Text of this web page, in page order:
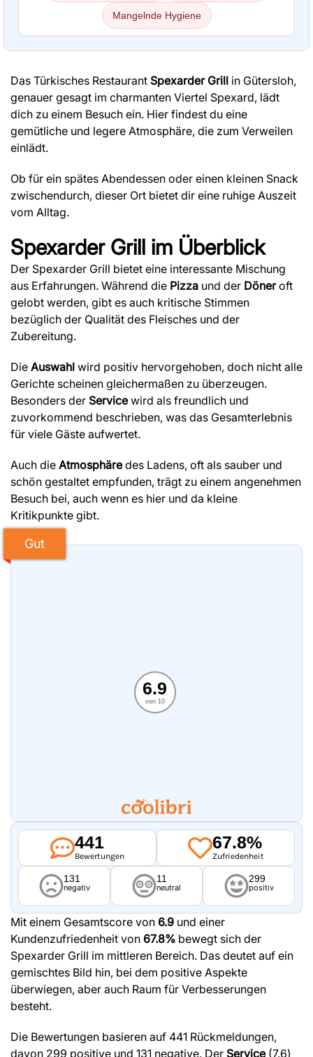
Mangelnde Hygiene
Das Türkisches Restaurant Spexarder Grill in Gütersloh,
genauer gesagt im charmanten Viertel Spexard, lädt
dich zu einem Besuch ein. Hier findest du eine
gemütliche und legere Atmosphäre, die zum Verweilen
einlädt.
Ob für ein spätes Abendessen oder einen kleinen Snack
zwischendurch, dieser Ort bietet dir eine ruhige Auszeit
vom Alltag.
Spexarder Grill im Überblick
Der Spexarder Grill bietet eine interessante Mischung
aus Erfahrungen. Während die Pizza und der Döneroft
gelobt werden, gibt es auch kritische Stimmen
bezüglich der Qualität des Fleisches und der
Zubereitung.
Die Auswahl wird positiv hervorgehoben, doch nicht alle
Gerichte scheinen gleichermaßen zu überzeugen.
Besonders der Servicewird als freundlich und
zuvorkommend beschrieben, was das Gesamterlebnis
für viele Gäste aufwertet.
Auch die Atmosphäredes Ladens, oft als sauber und
schön gestaltet empfunden, trägt zu einem angenehmen
Besuch bei, auch wenn es hier und da kleine
Kritikpunkte gibt.
Gut
6.9
von 10
441
Bewertungen
67.8%
Zufriedenheit
131
negativ
11
neutral
299
positiv
Mit einem Gesamtscore von 6.9 und einer
Kundenzufriedenheit von 67.8% bewegt sich der
Spexarder Grill im mittleren Bereich. Das deutet auf ein
gemischtes Bild hin, bei dem positive Aspekte
überwiegen, aber auch Raum für Verbesserungen
besteht.
Die Bewertungen basieren auf 441 Rückmeldungen,
davon 299 positive und 131 negative. Der Service(7.6)